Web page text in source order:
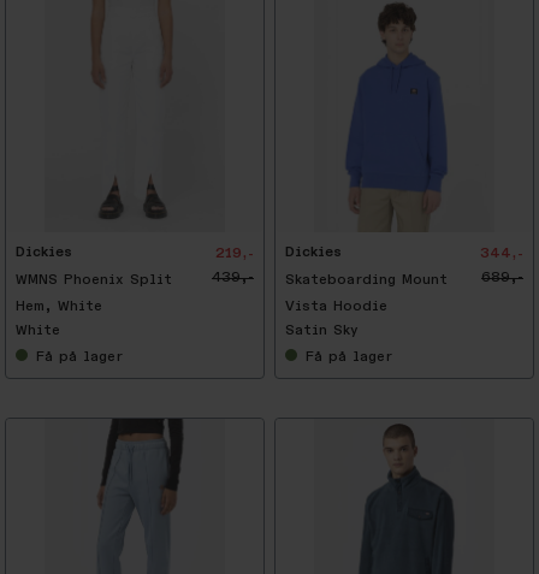
Dickies
WMNS Phoenix Split
Hem, White
219,-
439,-
White
Få på lager
Dickies
Skateboarding Mount
Vista Hoodie
344,-
689,-
Satin Sky
Få på lager